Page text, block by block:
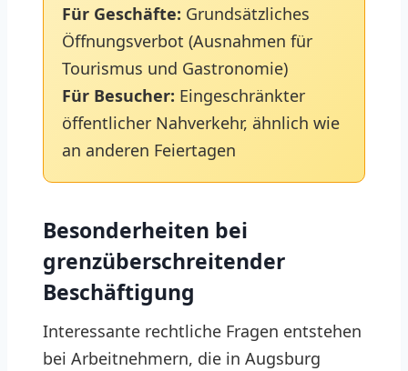
Für Geschäfte: Grundsätzliches
Öffnungsverbot (Ausnahmen für
Tourismus und Gastronomie)
Für Besucher: Eingeschränkter
öffentlicher Nahverkehr, ähnlich wie
an anderen Feiertagen
Besonderheiten bei
grenzüberschreitender
Beschäftigung
Interessante rechtliche Fragen entstehen
bei Arbeitnehmern, die in Augsburg